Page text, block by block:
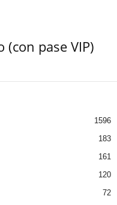
(con pase VIP)
1596
183
161
120
72